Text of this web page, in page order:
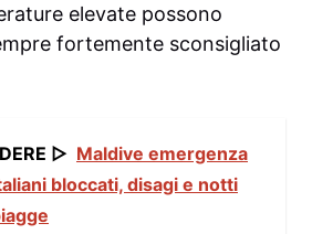
elevate possono
fortemente sconsigliato
▷ Maldive emergenza
bloccati, disagi e notti